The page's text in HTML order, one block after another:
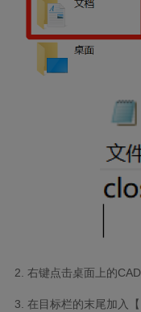
2. 右键点击桌面上的CAD
3. 在目标栏的末尾加入【